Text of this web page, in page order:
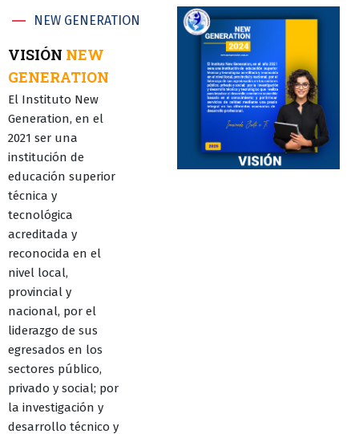
NEW GENERATION
VISIÓN NEW
GENERATION
El Instituto New
Generation, en el
2021 ser una
institución de
educación superior
técnica y
tecnológica
acreditada y
reconocida en el
nivel local,
provincial y
nacional, por el
liderazgo de sus
egresados en los
sectores público,
privado y social; por
la investigación y
desarrollo técnico y